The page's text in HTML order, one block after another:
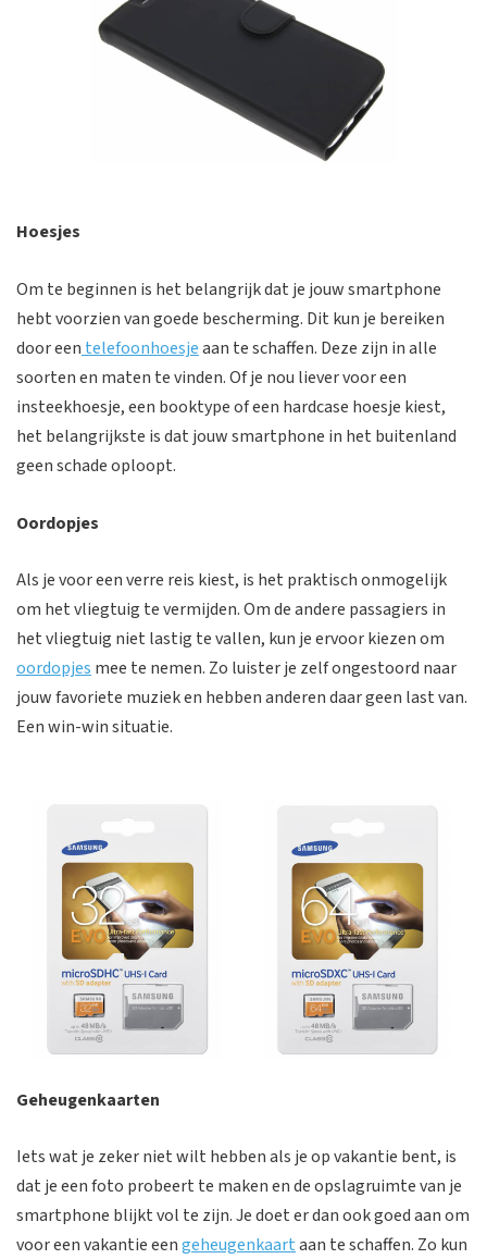
Hoesjes
Om te beginnen is het belangrijk dat je jouw smartphone
hebt voorzien van goede bescherming. Dit kun je bereiken
door een telefoonhoesjeaan te schaffen. Deze zijn in alle
soorten en maten te vinden. Of je nou liever voor een
insteekhoesje, een booktype of een hardcase hoesje kiest,
het belangrijkste is dat jouw smartphone in het buitenland
geen schade oploopt.
Oordopjes
Als je voor een verre reis kiest, is het praktisch onmogelijk
om het vliegtuig te vermijden. Om de andere passagiers in
het vliegtuig niet lastig te vallen, kun je ervoor kiezen om
oordopjes mee te nemen. Zo luister je zelf ongestoord naar
jouw favoriete muziek en hebben anderen daar geen last van.
Een win-win situatie.
Geheugenkaarten
Iets wat je zeker niet wilt hebben als je op vakantie bent, is
dat je een foto probeert te maken en de opslagruimte van je
smartphone blijkt vol te zijn. Je doet er dan ook goed aan om
voor een vakantie eengeheugenkaartaan te schaffen. Zo kun